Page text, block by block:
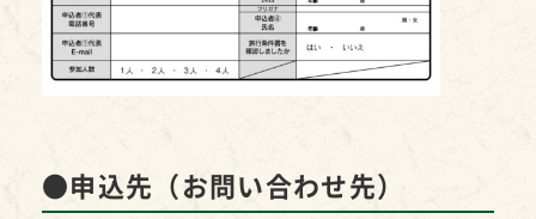
●申込先（お問い合わせ先）